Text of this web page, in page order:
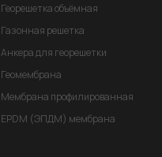
Георешетка объёмная
Газонная решетка
Анкера для георешетки
Геомембрана
Мембрана профилированная
EPDM (ЭПДМ) мембрана